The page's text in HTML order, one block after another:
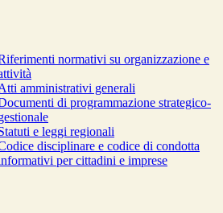
normativi su organizzazione e
amministrativi generali
di programmazione strategico-
e leggi regionali
disciplinare e codice di condotta
per cittadini e imprese